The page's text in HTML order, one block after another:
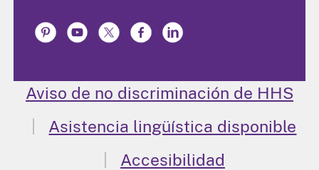
Aviso de no discriminación de HHS
Asistencia lingüística disponible
Accesibilidad